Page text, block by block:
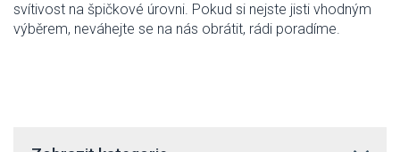
svítivost na špičkové úrovni. Pokud si nejste jisti vhodným
výběrem, neváhejte se na nás obrátit, rádi poradíme.